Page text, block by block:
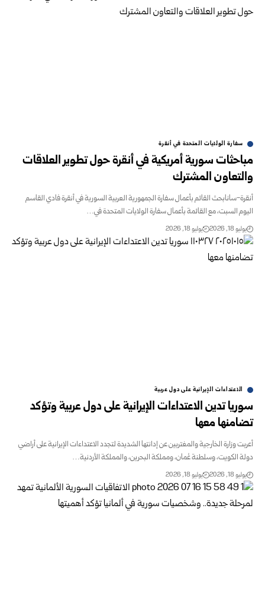
سفارة الولايات المتحدة في أنقرة
مباحثات سورية أمريكية في أنقرة حول تطوير العلاقات
والتعاون المشترك
أنقرة-سانابحث القائم بأعمال سفارة الجمهورية العربية السورية في أنقرة فادي القاسم
اليوم السبت، مع القائمة بأعمال سفارة الولايات المتحدة في…
يوليو 18, 2026 يوليو 18, 2026
الاعتداءات الإيرانية على دول عربية
سوريا تدين الاعتداءات الإيرانية على دول عربية وتؤكد
تضامنها معها
أعربت وزارة الخارجية والمغتربين عن إدانتها الشديدة لتجدد الاعتداءات الإيرانية على أراضي
دولة الكويت، وسلطنة عُمان، ومملكة البحرين، والمملكة الأردنية…
يوليو 18, 2026 يوليو 18, 2026